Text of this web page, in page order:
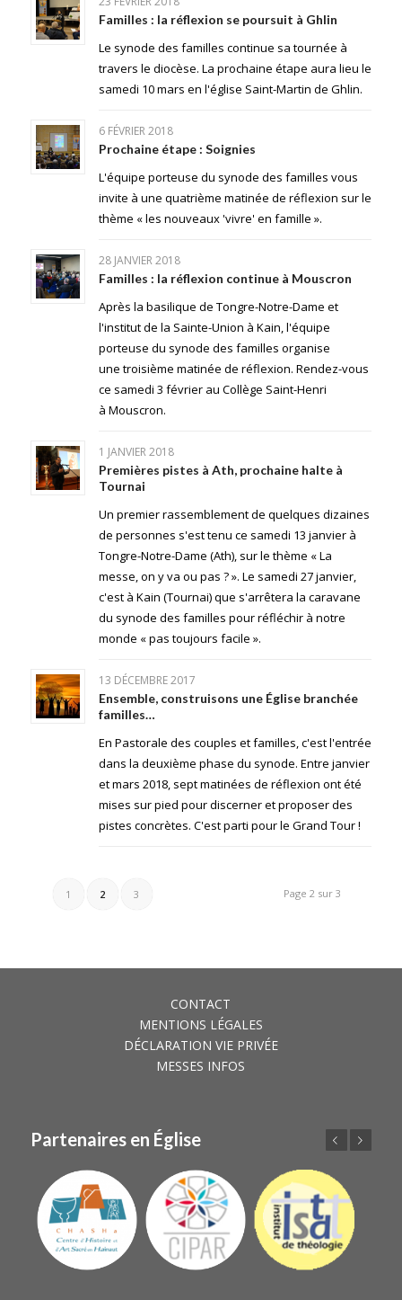
Familles : la réflexion se poursuit à Ghlin
Le synode des familles continue sa tournée à
travers le diocèse. La prochaine étape aura lieu le
samedi 10 mars en l'église Saint-Martin de Ghlin.
6 FÉVRIER 2018
Prochaine étape : Soignies
L'équipe porteuse du synode des familles vous
invite à une quatrième matinée de réflexion sur le
thème « les nouveaux 'vivre' en famille ».
28 JANVIER 2018
Familles : la réflexion continue à Mouscron
Après la basilique de Tongre-Notre-Dame et
l'institut de la Sainte-Union à Kain, l'équipe
porteuse du synode des familles organise
une troisième matinée de réflexion. Rendez-vous
ce samedi 3 février au Collège Saint-Henri
à Mouscron.
1 JANVIER 2018
Premières pistes à Ath, prochaine halte à
Tournai
Un premier rassemblement de quelques dizaines
de personnes s'est tenu ce samedi 13 janvier à
Tongre-Notre-Dame (Ath), sur le thème « La
messe, on y va ou pas ? ». Le samedi 27 janvier,
c'est à Kain (Tournai) que s'arrêtera la caravane
du synode des familles pour réfléchir à notre
monde « pas toujours facile ».
13 DÉCEMBRE 2017
Ensemble, construisons une Église branchée
familles…
En Pastorale des couples et familles, c'est l'entrée
dans la deuxième phase du synode. Entre janvier
et mars 2018, sept matinées de réflexion ont été
mises sur pied pour discerner et proposer des
pistes concrètes. C'est parti pour le Grand Tour !
Page 2 sur 3
1 2 3
CONTACT
MENTIONS LÉGALES
DÉCLARATION VIE PRIVÉE
MESSES INFOS
Partenaires en Église